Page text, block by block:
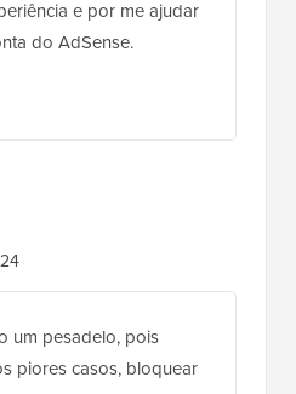
me preocupado com
na minha
esse problema de
o script de
de usar um plugin
gerenciar anúncios
Obrigado por
e por me ajudar
do AdSense.